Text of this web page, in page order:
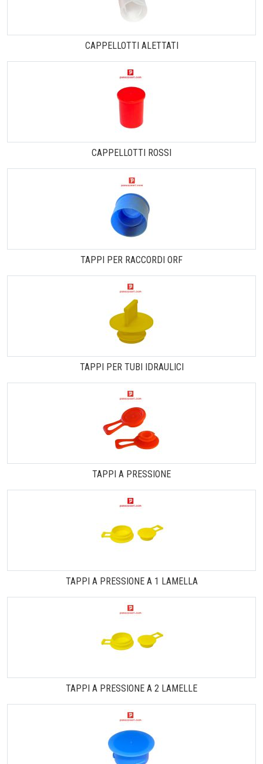
CAPPELLOTTI ALETTATI
CAPPELLOTTI ROSSI
TAPPI PER RACCORDI ORF
TAPPI PER TUBI IDRAULICI
TAPPI A PRESSIONE
TAPPI A PRESSIONE A 1 LAMELLA
TAPPI A PRESSIONE A 2 LAMELLE